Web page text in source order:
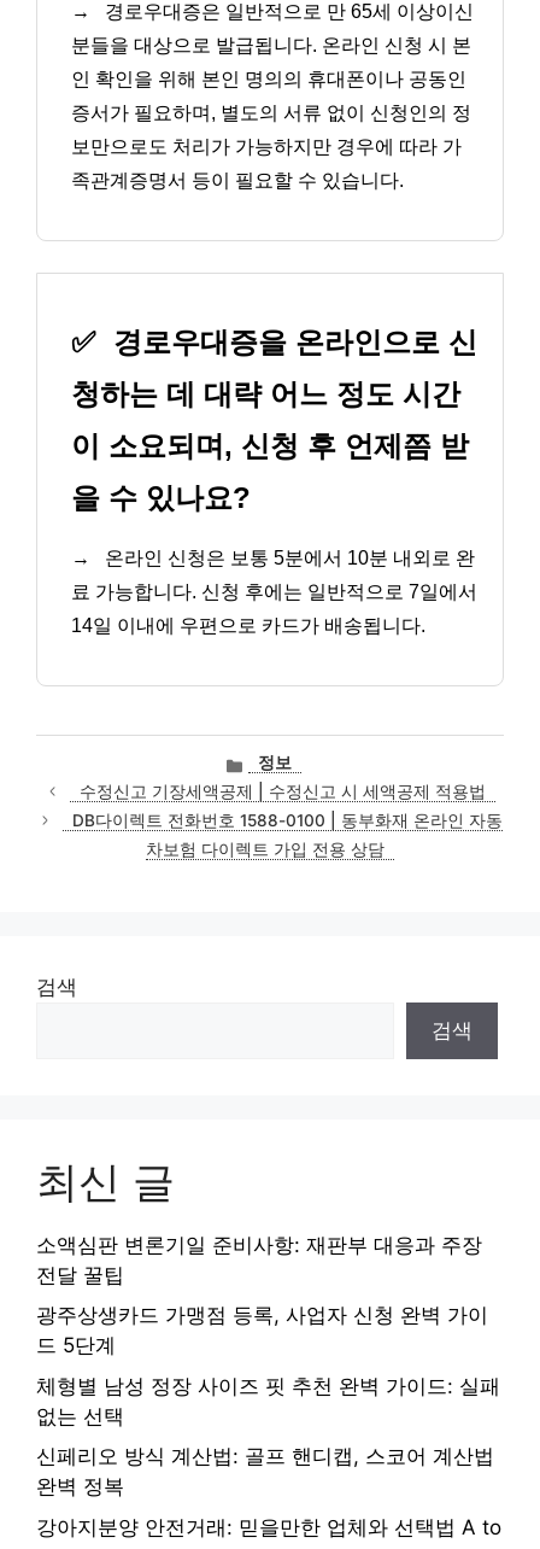
→
경로우대증은 일반적으로 만 65세 이상이신
분들을 대상으로 발급됩니다. 온라인 신청 시 본
인 확인을 위해 본인 명의의 휴대폰이나 공동인
증서가 필요하며, 별도의 서류 없이 신청인의 정
보만으로도 처리가 가능하지만 경우에 따라 가
족관계증명서 등이 필요할 수 있습니다.
✅ 경로우대증을 온라인으로 신
청하는 데 대략 어느 정도 시간
이 소요되며, 신청 후 언제쯤 받
을 수 있나요?
→
온라인 신청은 보통 5분에서 10분 내외로 완
료 가능합니다. 신청 후에는 일반적으로 7일에서
14일 이내에 우편으로 카드가 배송됩니다.
카
테
고
리
정보
수정신고 기장세액공제 | 수정신고 시 세액공제 적용법
DB다이렉트 전화번호 1588-0100 | 동부화재 온라인 자동
차보험 다이렉트 가입 전용 상담
검색
검색
최신 글
소액심판 변론기일 준비사항: 재판부 대응과 주장
전달 꿀팁
광주상생카드 가맹점 등록, 사업자 신청 완벽 가이
드 5단계
체형별 남성 정장 사이즈 핏 추천 완벽 가이드: 실패
없는 선택
신페리오 방식 계산법: 골프 핸디캡, 스코어 계산법
완벽 정복
강아지분양 안전거래: 믿을만한 업체와 선택법 A to